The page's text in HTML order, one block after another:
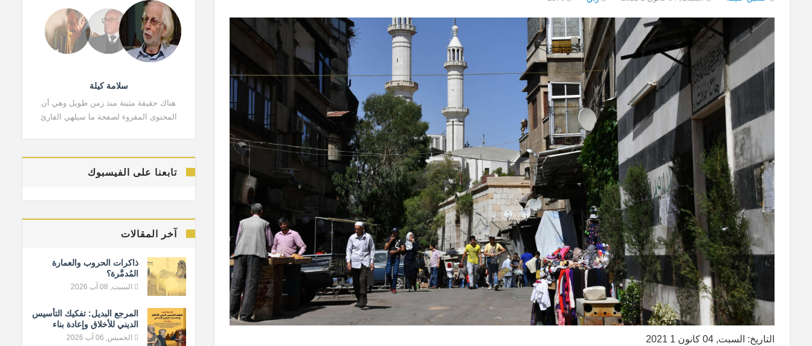
التاريخ: السبت, 04 كانون 1 2021
سلامة كيلة
هناك حقيقة مثبتة منذ زمن طويل وهي أن
المحتوى المقروء لصفحة ما سيلهي القارئ
تابعنا على الفيسبوك
آخر المقالات
ذاكرات الحروب والعمارة
المُدمَّرة؟
السبت, 08 آب 2026
المرجع البديل: تفكيك التأسيس
الديني للأخلاق وإعادة بناء
المعيار الإنساني
الخميس, 06 آب 2026